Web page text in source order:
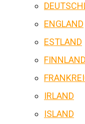
ENGLAND
ESTLAND
FINNLAND
IRLAND
ISLAND